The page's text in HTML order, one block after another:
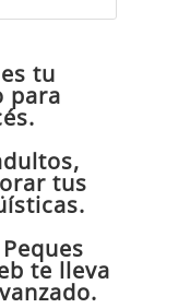
Escape
tu
para
tus
te lleva